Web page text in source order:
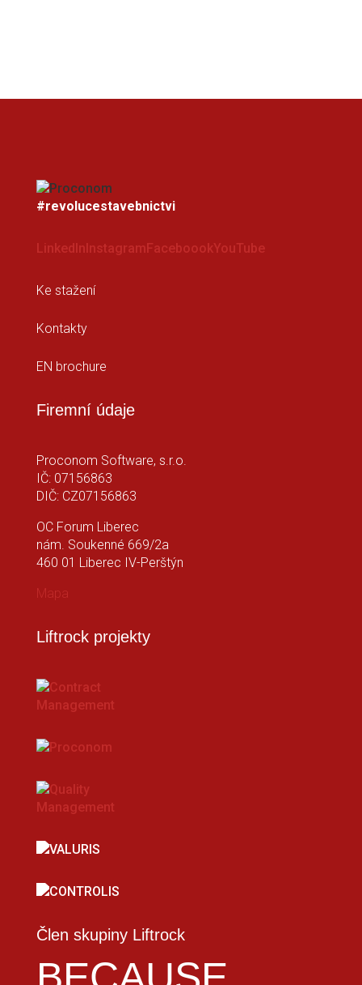
#revolucestavebnictvi
LinkedInInstagramFaceboookYouTube
Ke stažení
Kontakty
EN brochure
Firemní údaje
Proconom Software, s.r.o.
IČ: 07156863
DIČ: CZ07156863
OC Forum Liberec
nám. Soukenné 669/2a
460 01 Liberec IV-Perštýn
Mapa
Liftrock projekty
Člen skupiny Liftrock